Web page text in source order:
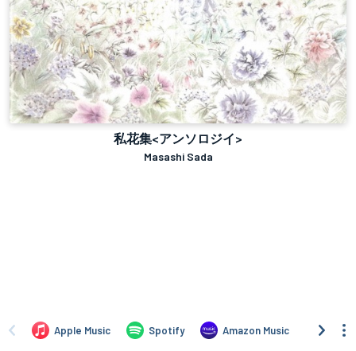
私花集<アンソロジイ>
Masashi Sada
Apple Music Spotify Amazon Music